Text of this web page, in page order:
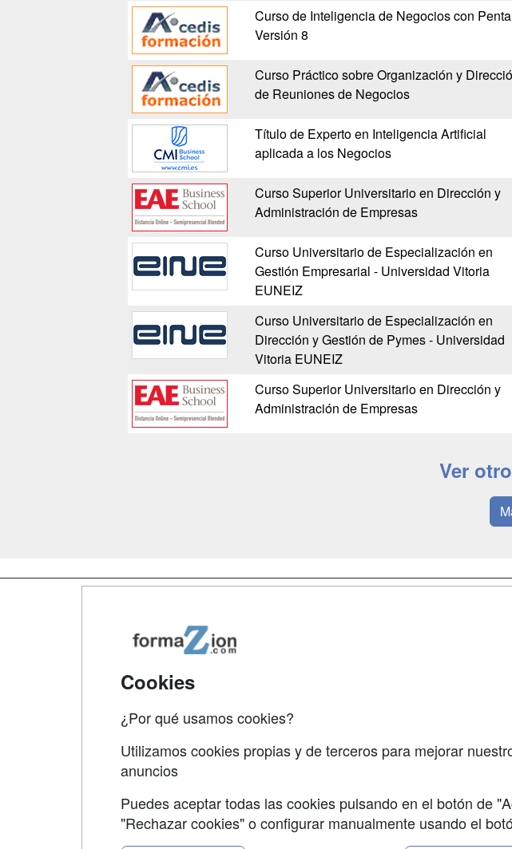
Curso de Inteligencia de Negocios con
Versión 8
Curso Práctico sobre Organización y
de Reuniones de Negocios
Título de Experto en Inteligencia Artificial
aplicada a los Negocios
Curso Superior Universitario en Dirección y
Administración de Empresas
Curso Universitario de Especialización en
Gestión Empresarial - Universidad Vitoria
EUNEIZ
Curso Universitario de Especialización en
Dirección y Gestión de Pymes - Universidad
Vitoria EUNEIZ
Curso Superior Universitario en Dirección y
Administración de Empresas
Ver
Grupo formazion:
Cookies
¿Por qué usamos cookies?
Utilizamos cookies propias y de terceros para mejorar
anuncios
Puedes aceptar todas las cookies pulsando en el botón de
"Rechazar cookies" o configurar manualmente usando el